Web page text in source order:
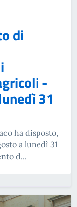
di
-
31
ha disposto,
a lunedì 31
d...